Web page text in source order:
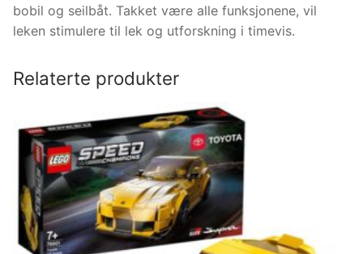
bobil og seilbåt. Takket være alle funksjonene, vil
leken stimulere til lek og utforskning i timevis.
Relaterte produkter